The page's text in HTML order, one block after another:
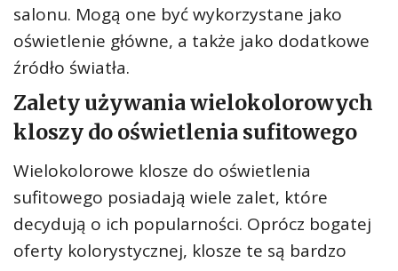
salonu. Mogą one być wykorzystane jako
oświetlenie główne, a także jako dodatkowe
źródło światła.
Zalety używania wielokolorowych
kloszy do oświetlenia sufitowego
Wielokolorowe klosze do oświetlenia
sufitowego posiadają wiele zalet, które
decydują o ich popularności. Oprócz bogatej
oferty kolorystycznej, klosze te są bardzo